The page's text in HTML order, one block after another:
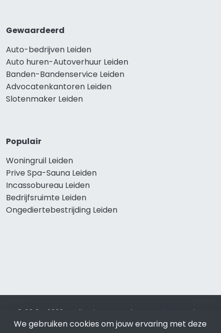
Gewaardeerd
Auto-bedrijven Leiden
Auto huren-Autoverhuur Leiden
Banden-Bandenservice Leiden
Advocatenkantoren Leiden
Slotenmaker Leiden
Populair
Woningruil Leiden
Prive Spa-Sauna Leiden
Incassobureau Leiden
Bedrijfsruimte Leiden
Ongediertebestrijding Leiden
© 2019 - 2026 Realisatie en SEO door SEO-bureau
Lion
Internet. Betaal alleen voor bewezen resultaten?SEO
We gebruiken cookies om jouw ervaring met deze